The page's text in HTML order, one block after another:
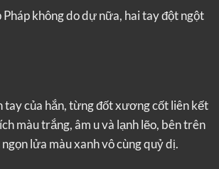
Pháp không do dự nữa, hai tay đột ngột
tay của hắn, từng đốt xương cốt liên kết
màu trắng, âm u và lạnh lẽo, bên trên
lửa màu xanh vô cùng quỷ dị.